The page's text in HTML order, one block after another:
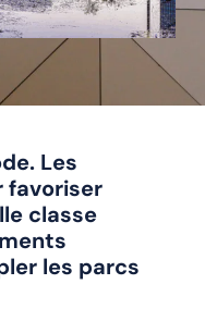
Les
favoriser
classe
les parcs